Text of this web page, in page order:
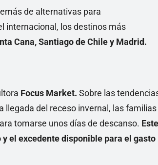
de alternativas para
internacional, los destinos más
Cana, Santiago de Chile y Madrid.
Focus Market. Sobre las
llegada del receso invernal, las familias
tomarse unos días de descanso. Este
el excedente disponible para el gasto